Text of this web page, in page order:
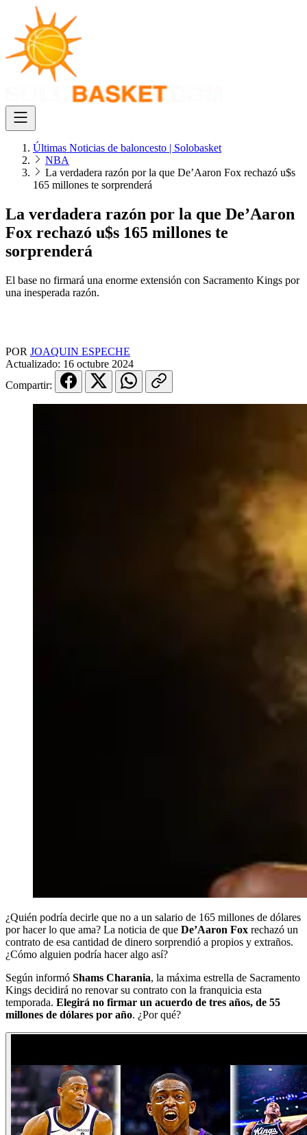
Últimas Noticias de baloncesto | Solobasket
NBA
La verdadera razón por la que De’Aaron Fox rechazó u$s
165 millones te sorprenderá
La verdadera razón por la que De’Aaron
Fox rechazó u$s 165 millones te
sorprenderá
El base no firmará una enorme extensión con Sacramento Kings por
una inesperada razón.
POR JOAQUIN ESPECHE
Actualizado: 16 octubre 2024
Compartir:
¿Quién podría decirle que no a un salario de 165 millones de dólares
por hacer lo que ama? La noticia de que De’Aaron Fox rechazó un
contrato de esa cantidad de dinero sorprendió a propios y extraños.
¿Cómo alguien podría hacer algo así?
Según informó Shams Charania, la máxima estrella de Sacramento
Kings decidirá no renovar su contrato con la franquicia esta
temporada. Elegirá no firmar un acuerdo de tres años, de 55
millones de dólares por año. ¿Por qué?